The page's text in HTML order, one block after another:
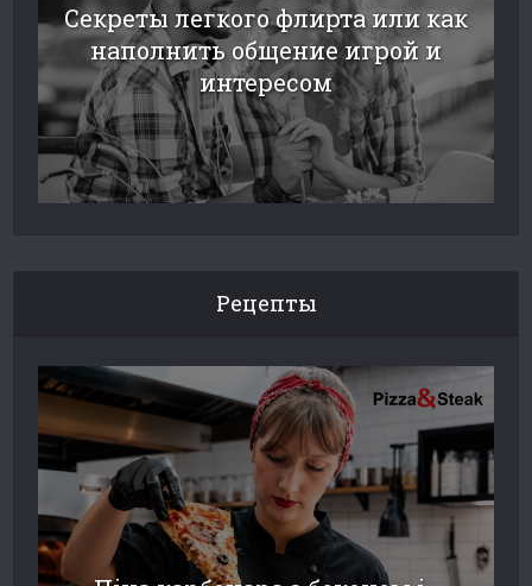
Секреты легкого флирта или как
наполнить общение игрой и
интересом
Рецепты